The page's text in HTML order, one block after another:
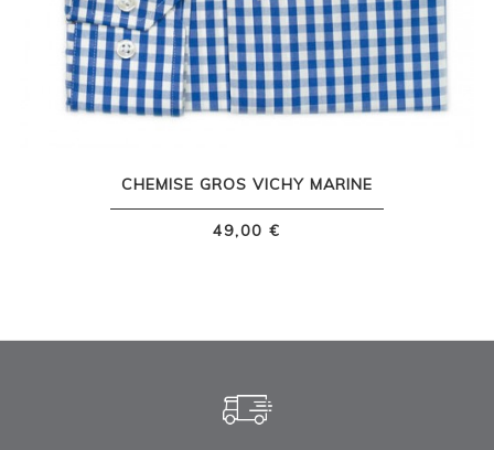
CHEMISE GROS VICHY MARINE
49,00 €